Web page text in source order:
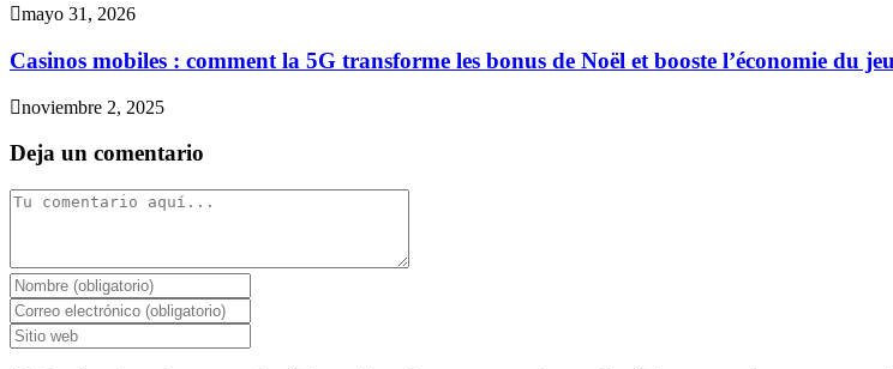
mayo 31, 2026
Casinos mobiles : comment la 5G transforme les bonus de Noël et booste l’économie du
noviembre 2, 2025
Deja un comentario